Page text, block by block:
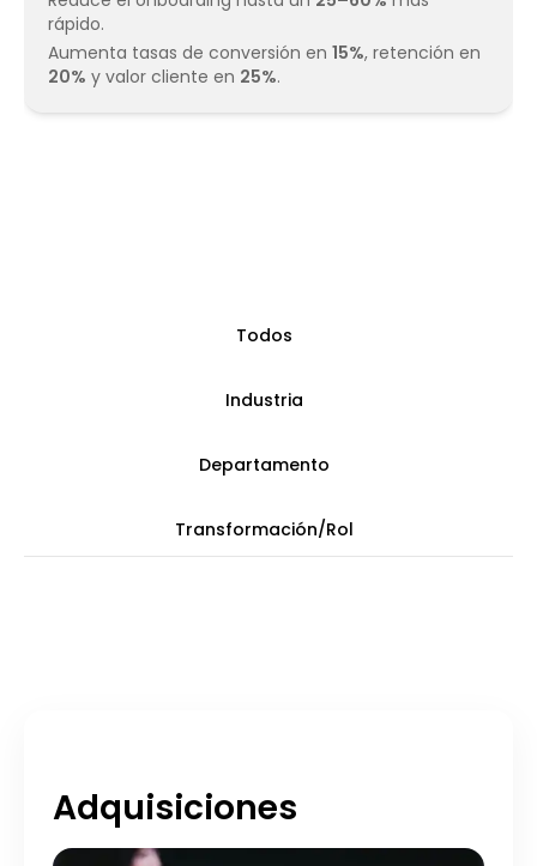
rápido.
Aumenta tasas de conversión en 15%, retención en
20% y valor cliente en 25%.
Todos
Industria
Departamento
Transformación/Rol
Adquisiciones